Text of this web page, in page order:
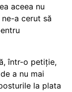
aceea nu
a cerut să
într-o petiție,
a nu mai
la plata